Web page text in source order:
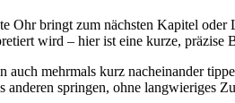
Ohr bringt zum nächsten Kapitel
wird – hier ist eine kurze, präzise
mehrmals kurz nacheinander
springen, ohne langwieriges